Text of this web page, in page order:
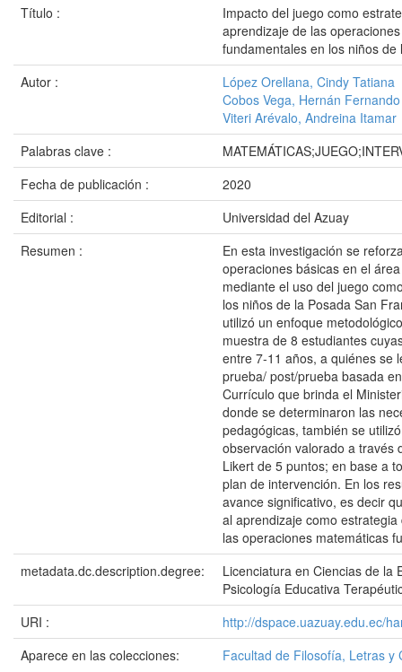
Título :
Impacto del juego como
aprendizaje de las
fundamentales en los niños
Autor :
López Orellana, Cindy Tatiana
Cobos Vega, Hernán Fernando
Viteri Arévalo, Andreina Itamar
Palabras clave :
Fecha de publicación :
2020
Editorial :
Universidad del Azuay
Resumen :
En esta investigación se
operaciones básicas en el
mediante el uso del juego
los niños de la Posada San
utilizó un enfoque
muestra de 8 estudiantes
entre 7-11 años, a quiénes se
prueba/ post/prueba basada
Currículo que brinda el
donde se determinaron las
pedagógicas, también se
observación valorado a través
Likert de 5 puntos; en base a
plan de intervención. En los
avance significativo, es decir
al aprendizaje como
las operaciones matemáticas
metadata.dc.description.degree:
Licenciatura en Ciencias de la
Psicología Educativa
URI :
http://dspace.uazuay.edu.ec/
Aparece en las colecciones:
Facultad de Filosofía, Letras y